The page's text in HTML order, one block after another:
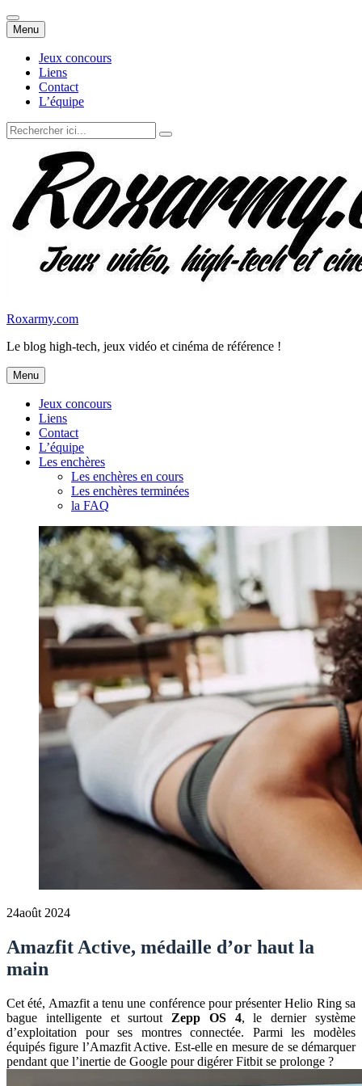
Menu Aller
au
contenu
Jeux concours
Liens
Contact
L’équipe
Recherche
pour
Roxarmy.com
Le blog high-tech, jeux vidéo et cinéma de référence !
Menu Aller
au
contenu
Jeux concours
Liens
Contact
L’équipe
Les enchères
Les enchères en cours
Les enchères terminées
la FAQ
24août 2024
Amazfit Active, médaille d’or haut la
main
Cet été, Amazfit a tenu une conférence pour présenter Helio Ring sa
bague intelligente et surtout Zepp OS 4, le dernier système
d’exploitation pour ses montres connectée. Parmi les modèles
équipés figure l’Amazfit Active. Est-elle en mesure de se démarquer
pendant que l’inertie de Google pour digérer Fitbit se prolonge ?